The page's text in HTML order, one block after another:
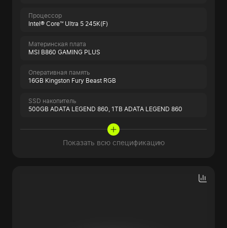
Процессор
Intel® Core™ Ultra 5 245K(F)
Материнская плата
MSI B860 GAMING PLUS
Оперативная память
16GB Kingston Fury Beast RGB
SSD накопитель
500GB ADATA LEGEND 860, 1TB ADATA LEGEND 860
Показать всю спецификацию